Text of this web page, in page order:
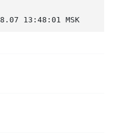
13:48:01 MSK